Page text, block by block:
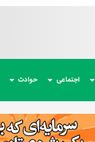
اجتماعی حوادث